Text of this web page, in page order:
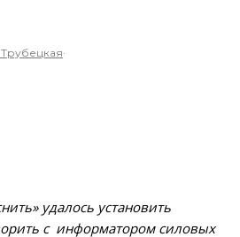
·
удалось установить
с информатором силовых